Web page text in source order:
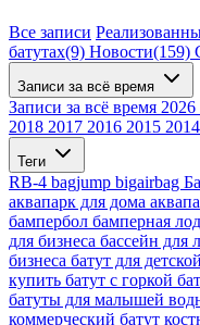
Все записи
батутах(9) Новости(159)
Записи за всё время
Записи за всё время 2026
2018 2017 2016 2015 2014
Теги
RB-4 bagjump bigairbag
аквапарк для дома
бампербол бамперная
для бизнеса бассейн для
бизнеса батут для
купить батут с горкой
батуты для малышей
коммерческий батут